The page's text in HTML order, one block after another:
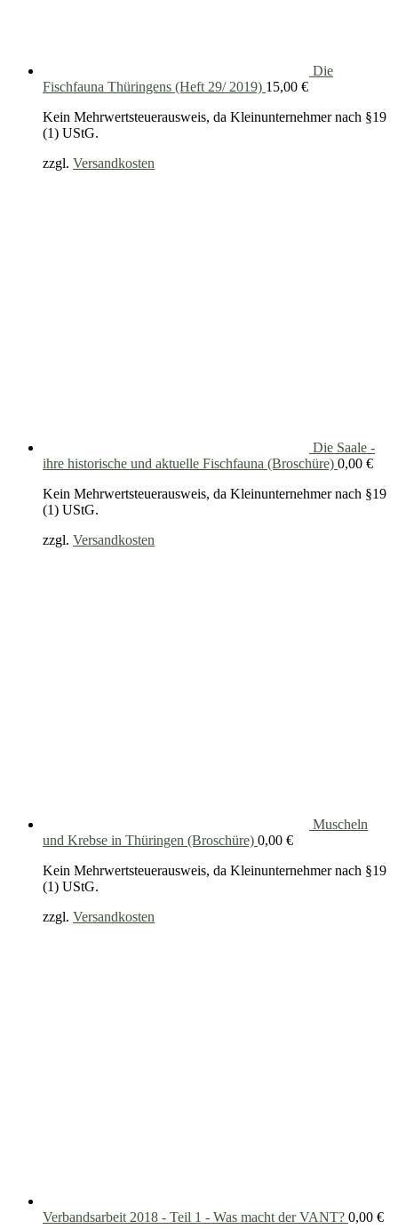
Die
Fischfauna Thüringens (Heft 29/ 2019) 15,00 €
Kein Mehrwertsteuerausweis, da Kleinunternehmer nach §19
(1) UStG.
zzgl. Versandkosten
Die Saale -
ihre historische und aktuelle Fischfauna (Broschüre) 0,00 €
Kein Mehrwertsteuerausweis, da Kleinunternehmer nach §19
(1) UStG.
zzgl. Versandkosten
Muscheln
und Krebse in Thüringen (Broschüre) 0,00 €
Kein Mehrwertsteuerausweis, da Kleinunternehmer nach §19
(1) UStG.
zzgl. Versandkosten
Verbandsarbeit 2018 - Teil 1 - Was macht der VANT? 0,00 €